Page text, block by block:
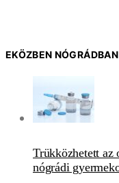
EKÖZBEN NÓGRÁDBAN
Trükközhetett az
nógrádi